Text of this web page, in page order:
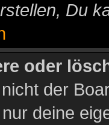
Du
oder
der
deine